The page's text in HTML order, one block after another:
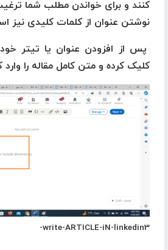
کنند و برای خواندن مطلب شما
نوشتن عنوان از کلمات کلیدی نیز
پس از افزودن عنوان یا تیتر
کلیک کرده و متن کامل مقاله را وارد
write-ARTICLE-iN-linkedin3-